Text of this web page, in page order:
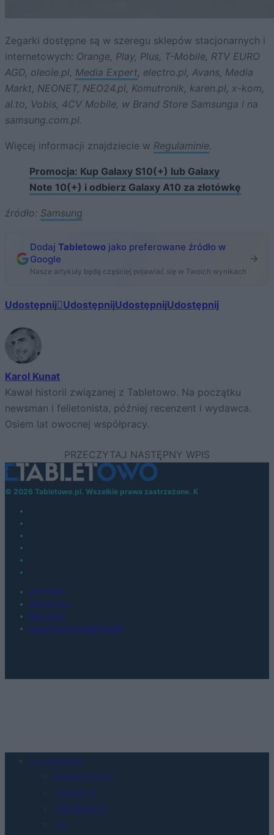
Zegarki dostępne są w szeregu sklepów stacjonarnych i
internetowych: Orange, Play, Plus, T-Mobile, RTV EURO
AGD, oleole.pl, Media Expert, electro.pl, Avans, Media
Markt, NEONET, NEO24.pl, Komutronik, karen.pl, x-kom,
al.to, Vobis, 4CV Mobile, w Brand Store Samsunga i na
samsung.com.pl.
Więcej informacji znajdziecie w Regulaminie.
Promocja: Kup Galaxy S10(+) lub Galaxy
Note 10(+) i odbierz Galaxy A10 za złotówkę
źródło: Samsung
Dodaj Tabletowo jako preferowane źródło w
Google
Nasze artykuły będą częściej pojawiać się w Twoich wynikach
Udostępnij UdostępnijUdostępnijUdostępnij
Karol Kunat
Kawał historii związanej z Tabletowo. Na początku
newsman i felietonista, później recenzent i wydawca.
Osiem lat owocnej współpracy.
© 2026 Tabletowo.pl. Wszelkie prawa zastrzeżone. K
KONTAKT
REDAKCJA
REKLAMA
POLITYKA PRYWATNOŚCI
Urządzenia
SMARTFONY
TABLETY
WEARABLE
TV